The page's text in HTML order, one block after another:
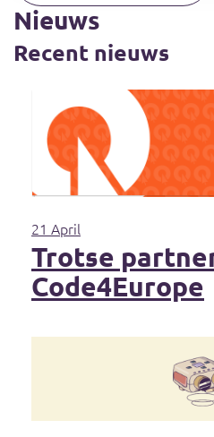
Nieuws
Recent nieuws
21 April
Trotse
Code4Europe